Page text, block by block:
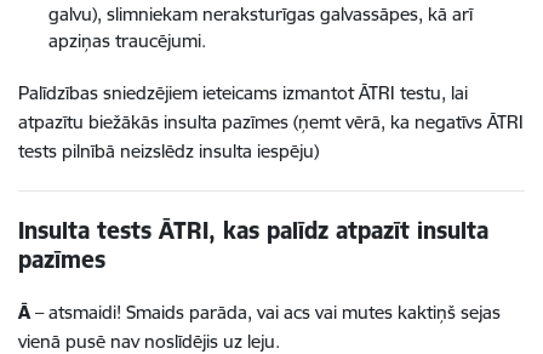
galvu), slimniekam neraksturīgas galvassāpes, kā arī
apziņas traucējumi.
Palīdzības sniedzējiem ieteicams izmantot ĀTRI testu, lai
atpazītu biežākās insulta pazīmes (ņemt vērā, ka negatīvs ĀTRI
tests pilnībā neizslēdz insulta iespēju)
Insulta tests ĀTRI, kas palīdz atpazīt insulta
pazīmes
Ā– atsmaidi! Smaids parāda, vai acs vai mutes kaktiņš sejas
vienā pusē nav noslīdējis uz leju.